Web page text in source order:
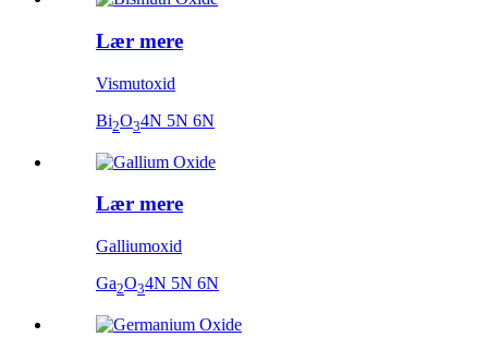
Lær mere
Vismutoxid
Bi2O34N 5N 6N
Lær mere
Galliumoxid
Ga2O34N 5N 6N